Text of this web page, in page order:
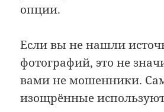
опции.
Если вы не нашли
фотографий, это не
вами не мошенники.
изощрённые